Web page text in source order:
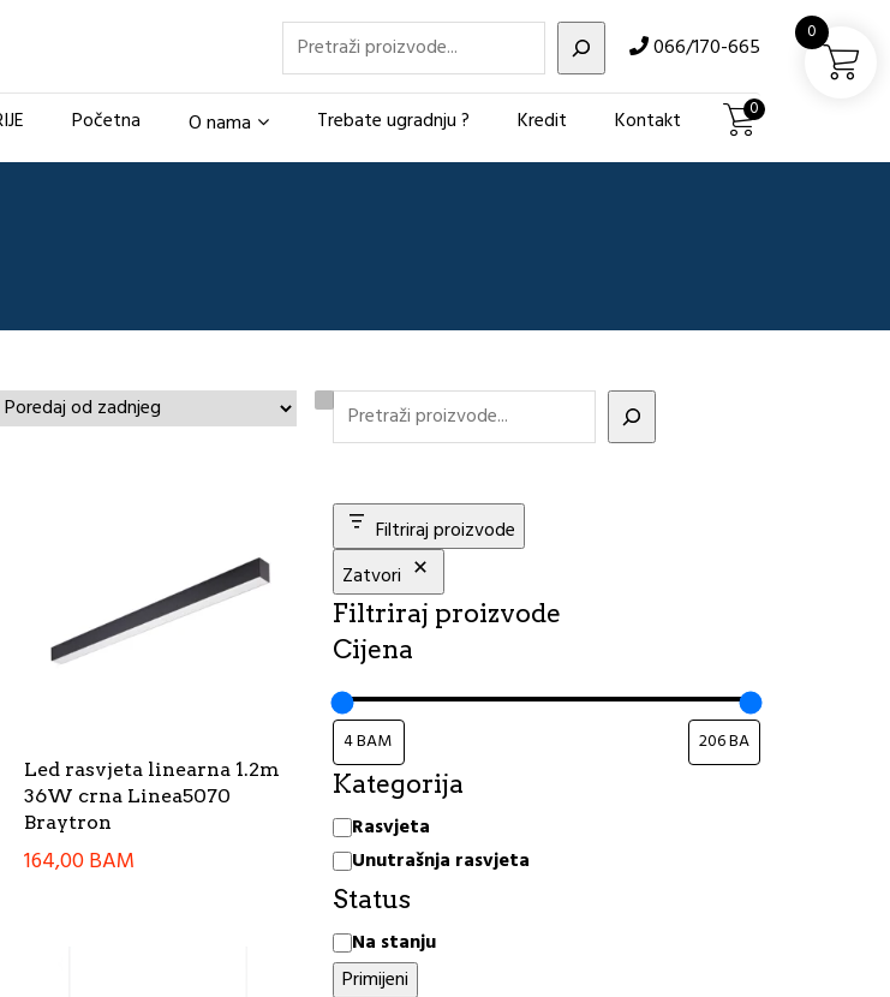
Pretraži 066/170-665
Početna O nama Trebate ugradnju ? Kredit Kontakt 0
Led rasvjeta linearna 1.2m
36W crna Linea5070
Braytron
164,00BAM
Filtriraj proizvode
Zatvori
Filtriraj proizvode
Cijena
Kategorija
Kategorija
Rasvjeta
Unutrašnja rasvjeta
Status
Status
Na stanju
Primijeni
0